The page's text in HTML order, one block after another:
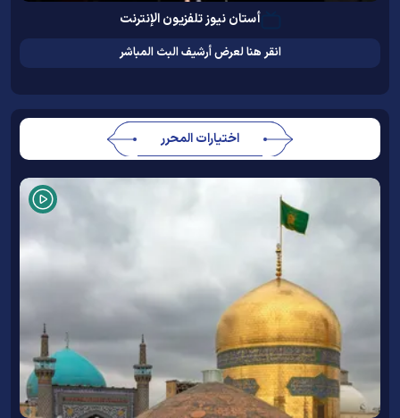
أستان نيوز تلفزيون الإنترنت
انقر هنا لعرض أرشيف البث المباشر
اختيارات المحرر